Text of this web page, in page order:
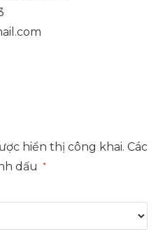
hiển thị công khai. Các
dấu
*